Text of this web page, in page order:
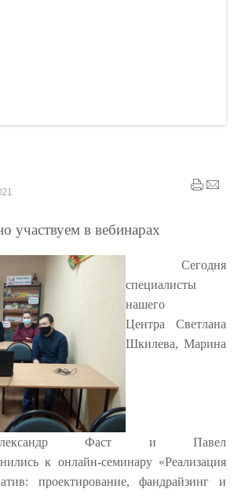
участвуем в вебинарах
Сегодня
специалисты
нашего
Центра Светлана
Шкилева, Марина
Фаст и Павел
к онлайн-семинару «Реализация
проектирование, фандрайзинг и